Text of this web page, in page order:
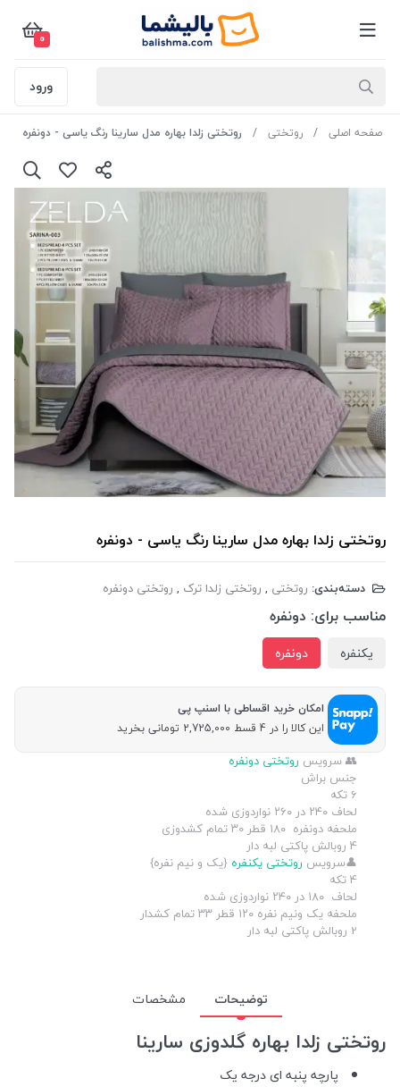
0
ورود
صفحه اصلی روتختی روتختی زلدا بهاره مدل سارینا رنگ یاسی - دونفره
روتختی زلدا بهاره مدل سارینا رنگ یاسی - دونفره
دسته‌بندی: روتختی , روتختی زلدا ترک , روتختی دونفره
مناسب برای: دونفره
یکنفره دونفره
امکان خرید اقساطی با اسنپ پی
این کالا را در 4 قسط 2,725,000 تومانی بخرید
👥 سرویس روتختی دونفره
جنس براش
6 تکه
لحاف ۲4۰ در ۲6۰ نواردوزی شده
ملحفه دونفره ۱۸۰ قطر ۳0 تمام کشدوزی
4 روبالش پاکتی لبه دار
👤سرویس روتختی یکنفره {یک و نیم نفره}
4 تکه
لحاف ۱۸۰ در ۲۴۰ نواردوزی شده
ملحفه یک ونیم نفره ۱۲۰ قطر ۳۳ تمام کشدار
2 روبالش پاکتی لبه دار
توضیحات مشخصات
روتختی زلدا بهاره گلدوزی سارینا
پارچه پنبه ای درجه یک